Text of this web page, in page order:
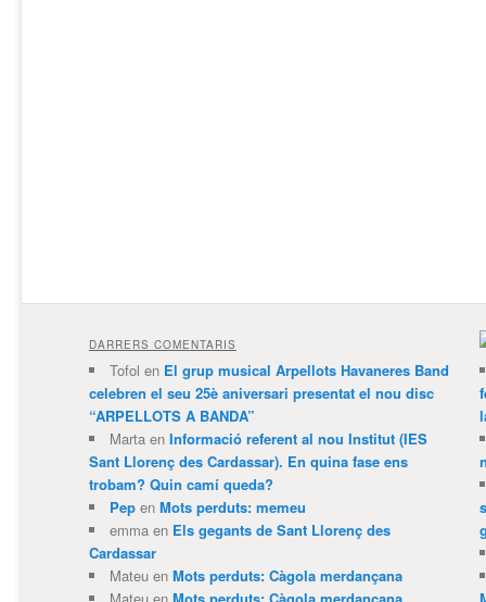
DARRERS COMENTARIS
Tofol en El grup musical Arpellots Havaneres Band
celebren el seu 25è aniversari presentat el nou disc
“ARPELLOTS A BANDA”
Martaen Informació referent al nou Institut (IES
Sant Llorenç des Cardassar). En quina fase ens
trobam? Quin camí queda?
Pepen Mots perduts: memeu
emmaen Els gegants de Sant Llorenç des
Cardassar
Mateuen Mots perduts: Càgola merdançana